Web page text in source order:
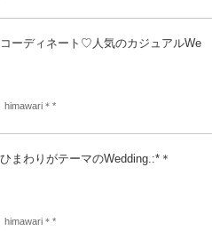
ーディネート♡人気のカジュアルWe
himawari＊*
まわりがテーマのWedding.:*＊
himawari＊*